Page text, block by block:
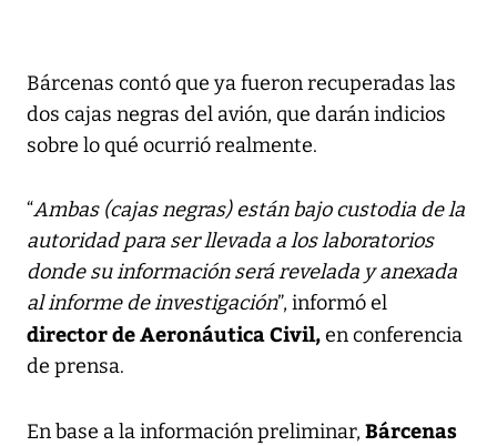
Bárcenas contó que ya fueron recuperadas las
dos cajas negras del avión, que darán indicios
sobre lo qué ocurrió realmente.
“Ambas (cajas negras) están bajo custodia de la
autoridad para ser llevada a los laboratorios
donde su información será revelada y anexada
al informe de investigación”, informó el
director de Aeronáutica Civil,en conferencia
de prensa.
En base a la información preliminar, Bárcenas